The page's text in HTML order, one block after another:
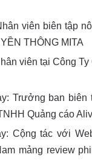
viên biên tập
THÔNG MITA
viên tại Công
Trưởng ban biên
Quảng cáo
Cộng tác với
mảng review